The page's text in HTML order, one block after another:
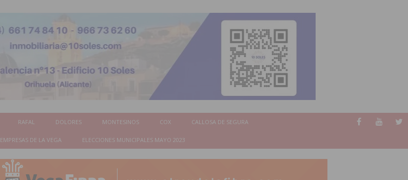
RAFAL DOLORES MONTESINOS COX CALLOSA DE SEGURA
EMPRESAS DE LA VEGA ELECCIONES MUNICIPALES MAYO 2023